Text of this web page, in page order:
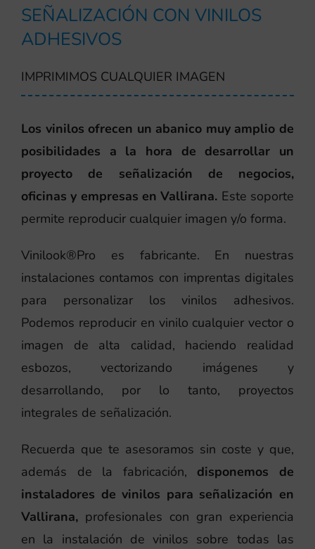
SEÑALIZACIÓN CON VINILOS
ADHESIVOS
IMPRIMIMOS CUALQUIER IMAGEN
Los vinilos ofrecen un abanico muy amplio de
posibilidades a la hora de desarrollar un
proyecto de señalización de negocios,
oficinas y empresas en Vallirana. Este soporte
permite reproducir cualquier imagen y/o forma.
Vinilook®Pro es fabricante. En nuestras
instalaciones contamos con imprentas digitales
para personalizar los vinilos adhesivos.
Podemos reproducir en vinilo cualquier vector o
imagen de alta calidad, haciendo realidad
esbozos, vectorizando imágenes y
desarrollando, por lo tanto, proyectos
integrales de señalización.
Recuerda que te asesoramos sin coste y que,
además de la fabricación, disponemos de
instaladores de vinilos para señalización en
Vallirana,profesionales con gran experiencia
en la instalación de vinilos sobre todas las